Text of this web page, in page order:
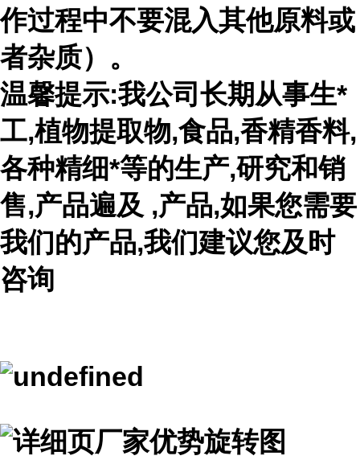
作过程中不要混入其他原料或
者杂质）。
温馨提示:我公司长期从事生*
工,植物提取物,食品,香精香料,
各种精细*等的生产,研究和销
售,产品遍及 ,产品,如果您需要
我们的产品,我们建议您及时
咨询